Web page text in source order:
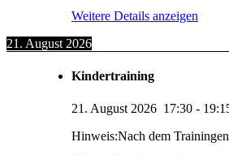
Weitere Details anzeigen
21. August 2026
Kindertraining
21. August 2026 17:30 -
Hinweis:Nach dem